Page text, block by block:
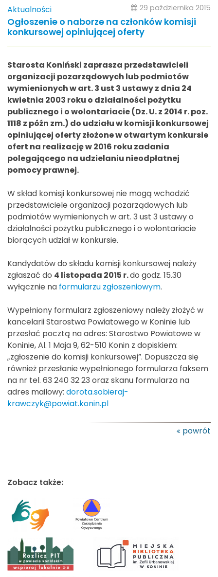
Aktualności 29 października 2015
Ogłoszenie o naborze na członków komisji
konkursowej opiniującej oferty
Starosta Koniński zaprasza przedstawicieli
organizacji pozarządowych lub podmiotów
wymienionych w art. 3 ust 3 ustawy z dnia 24
kwietnia 2003 roku o działalności pożytku
publicznego i o wolontariacie (Dz. U. z 2014 r. poz.
1118 z późn zm.) do udziału w komisji konkursowej
opiniującej oferty złożone w otwartym konkursie
ofert na realizację w 2016 roku zadania
polegającego na udzielaniu nieodpłatnej
pomocy prawnej.
W skład komisji konkursowej nie mogą wchodzić
przedstawiciele organizacji pozarządowych lub
podmiotów wymienionych w art. 3 ust 3 ustawy o
działalności pożytku publicznego i o wolontariacie
biorących udział w konkursie.
Kandydatów do składu komisji konkursowej należy
zgłaszać do 4 listopada 2015 r.do godz. 15.30
wyłącznie na formularzu zgłoszeniowym.
Wypełniony formularz zgłoszeniowy należy złożyć w
kancelarii Starostwa Powiatowego w Koninie lub
przesłać pocztą na adres: Starostwo Powiatowe w
Koninie, Al. 1 Maja 9, 62-510 Konin z dopiskiem:
„zgłoszenie do komisji konkursowej”. Dopuszcza się
również przesłanie wypełnionego formularza faksem
na nr tel. 63 240 32 23 oraz skanu formularza na
adres mailowy: dorota.sobieraj-
krawczyk@powiat.konin.pl
powrót
Zobacz także: